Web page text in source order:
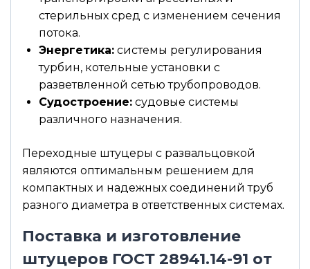
стерильных сред с изменением сечения
потока.
Энергетика: системы регулирования
турбин, котельные установки с
разветвленной сетью трубопроводов.
Судостроение: судовые системы
различного назначения.
Переходные штуцеры с развальцовкой
являются оптимальным решением для
компактных и надежных соединений труб
разного диаметра в ответственных системах.
Поставка и изготовление
штуцеров ГОСТ 28941.14-91 от